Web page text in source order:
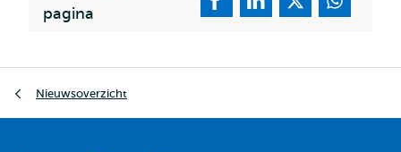
pagina
Nieuwsoverzicht